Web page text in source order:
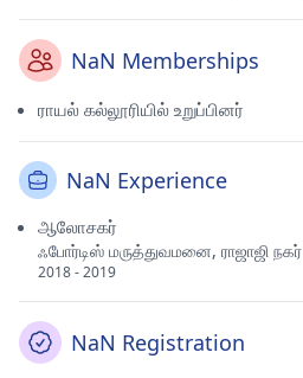
NaN Memberships
ராயல் கல்லூரியில் உறுப்பினர்
NaN Experience
ஆலோசகர்
ஃபோர்டிஸ் மருத்துவமனை, ராஜாஜி நகர்
2018 - 2019
NaN Registration